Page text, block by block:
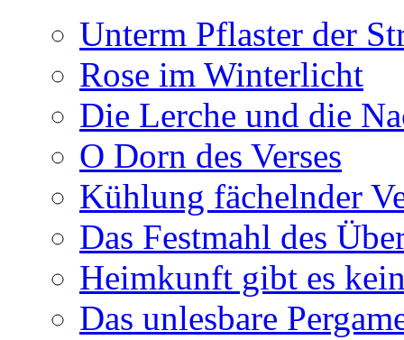
Unterm Pflaster der
Rose im Winterlicht
Die Lerche und die
O Dorn des Verses
Kühlung fächelnder
Das Festmahl des
Heimkunft gibt es
Das unlesbare